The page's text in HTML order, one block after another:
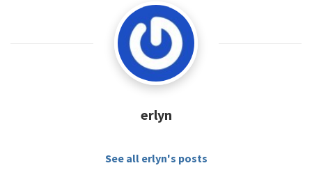
erlyn
See all erlyn's posts